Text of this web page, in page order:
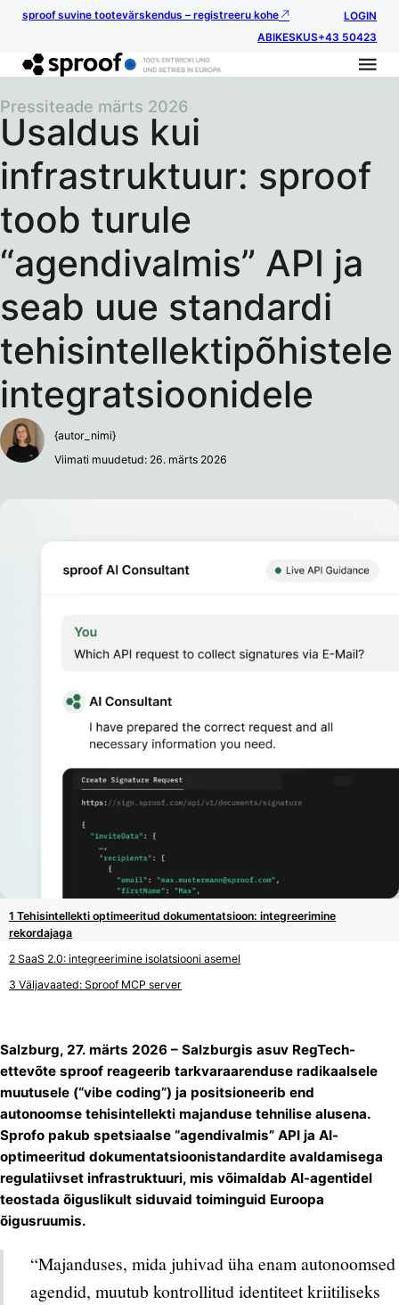
sproof suvine tootevärskendus – registreeru kohe
LOGIN
ABIKESKUS+43 50423
Usaldus kui
infrastruktuur: sproof
toob turule
“agendivalmis” API ja
seab uue standardi
tehisintellektipõhistele
integratsioonidele
Pressiteade märts 2026
{autor_nimi}
Viimati muudetud: 26. märts 2026
Tehisintellekti optimeeritud dokumentatsioon: integreerimine
rekordajaga
SaaS 2.0: integreerimine isolatsiooni asemel
Väljavaated: Sproof MCP server
Salzburg, 27. märts 2026 – Salzburgis asuv RegTech-
ettevõte sproof reageerib tarkvaraarenduse radikaalsele
muutusele (“vibe coding”) ja positsioneerib end
autonoomse tehisintellekti majanduse tehnilise alusena.
Sprofo pakub spetsiaalse “agendivalmis” API ja AI-
optimeeritud dokumentatsioonistandardite avaldamisega
regulatiivset infrastruktuuri, mis võimaldab AI-agentidel
teostada õiguslikult siduvaid toiminguid Euroopa
õigusruumis.
“Majanduses, mida juhivad üha enam autonoomsed
agendid, muutub kontrollitud identiteet kriitiliseks